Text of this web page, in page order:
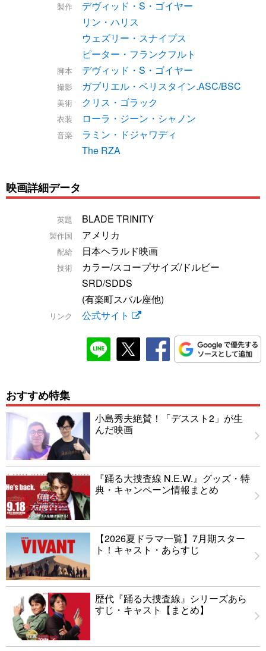
製作
デヴィッド・S・ゴイヤー
リン・ハリス
ウェズリー・スナイプス
ピーター・フランクフルト
脚本 デヴィッド・S・ゴイヤー
撮影 ガブリエル・ベリスタイン.ASC/BSC
美術 クリス・ゴラック
衣装 ローラ・ジーン・シャノン
音楽
ラミン・ドジャワディ
The RZA
映画詳細データ
英題 BLADE TRINITY
製作国 アメリカ
配給 日本ヘラルド映画
技術
カラー/スコープサイズ/ドルビー
SRD/SDDS
(有楽町スバル座他)
リンク 公式サイト
おすすめ特集
小島秀夫絶賛！「デススト2」が生
んだ映画
『踊る大捜査線 N.E.W.』グッズ・特
典・キャンペーン情報まとめ
【2026夏ドラマ一覧】7月期スター
ト！キャスト・あらすじ
歴代『踊る大捜査線』シリーズあら
すじ・キャスト【まとめ】